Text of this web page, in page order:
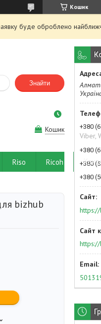
Кошик
заявку буде оброблено
Знайти
Кошик
Riso Ricoh
bizhub
+380
Viber,
+380
+380
+380